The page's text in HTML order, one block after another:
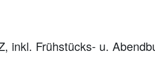
inkl. Frühstücks- u.